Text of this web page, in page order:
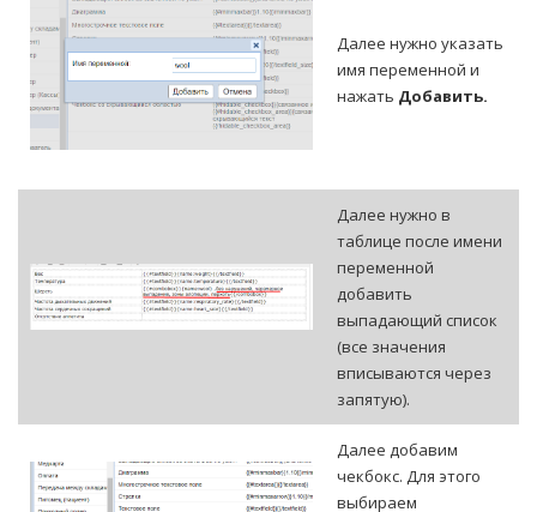
Далее нужно указать
имя переменной и
нажать Добавить.
Далее нужно в
таблице после имени
переменной
добавить
выпадающий список
(все значения
вписываются через
запятую).
Далее добавим
чекбокс. Для этого
выбираем